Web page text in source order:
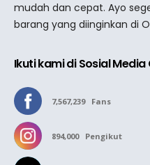
mudah dan cepat. Ayo
barang yang diinginkan di
Ikuti kami di Sosial Media
7,567,239 Fans
894,000 Pengikut